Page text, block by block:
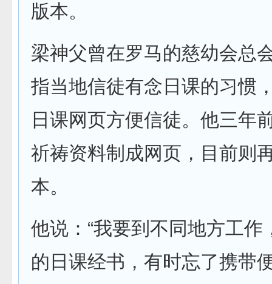
版本。
梁神父曾在罗马的慈幼会总
指当地信徒有念日课的习惯
日课网页方便信徒。他三年
祈祷资料制成网页，目前则
本。
他说：“我要到不同地方工作
的日课经书，有时忘了携带